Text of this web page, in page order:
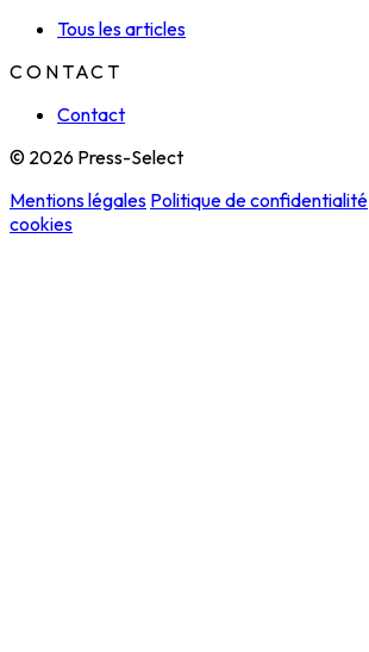
Tous les articles
CONTACT
Contact
© 2026 Press-Select
Mentions légales Politique de confidentialité
cookies